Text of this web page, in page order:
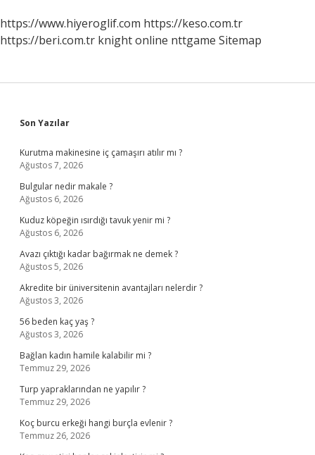
https://www.hiyeroglif.com https://keso.com.tr
https://beri.com.tr knight online nttgame Sitemap
Sidebar
Son Yazılar
Kurutma makinesine iç çamaşırı atılır mı ?
Ağustos 7, 2026
Bulgular nedir makale ?
Ağustos 6, 2026
Kuduz köpeğin ısırdığı tavuk yenir mi ?
Ağustos 6, 2026
Avazı çıktığı kadar bağırmak ne demek ?
Ağustos 5, 2026
Akredite bir üniversitenin avantajları nelerdir ?
Ağustos 3, 2026
56 beden kaç yaş ?
Ağustos 3, 2026
Bağlan kadın hamile kalabilir mi ?
Temmuz 29, 2026
Turp yapraklarından ne yapılır ?
Temmuz 29, 2026
Koç burcu erkeği hangi burçla evlenir ?
Temmuz 26, 2026